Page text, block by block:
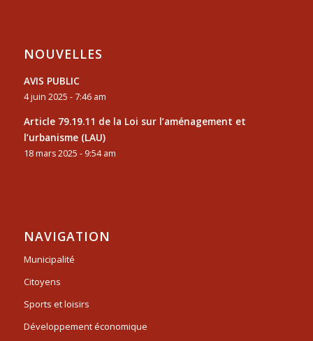
NOUVELLES
AVIS PUBLIC
4 juin 2025 - 7:46 am
Article 79.19.11 de la Loi sur l’aménagement et
l’urbanisme (LAU)
18 mars 2025 - 9:54 am
NAVIGATION
Municipalité
Citoyens
Sports et loisirs
Développement économique